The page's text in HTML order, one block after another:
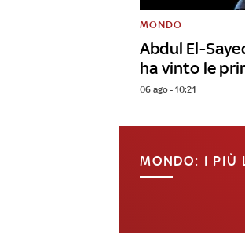
Abdul El-
ha vinto le
MONDO
06 ago - 10:21
MONDO: I PIÙ